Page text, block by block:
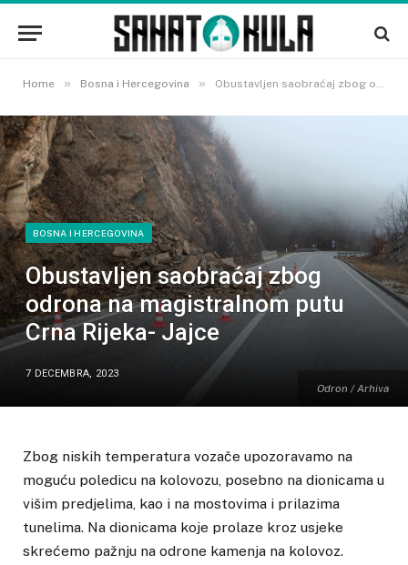
Home » Bosna i Hercegovina » Obustavljen saobraćaj zbog odrona na magistralnom putu Crna Rijeka- Jajce
Odron / Arhiva
BOSNA I HERCEGOVINA
Obustavljen saobraćaj zbog
odrona na magistralnom putu
Crna Rijeka- Jajce
7 DECEMBRA, 2023
Zbog niskih temperatura vozače upozoravamo na
moguću poledicu na kolovozu, posebno na dionicama u
višim predjelima, kao i na mostovima i prilazima
tunelima. Na dionicama koje prolaze kroz usjeke
skrećemo pažnju na odrone kamenja na kolovoz.